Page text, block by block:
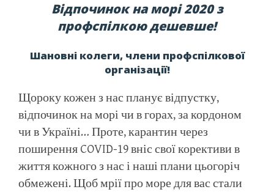
Відпочинок на морі 2020 з
профспілкою дешевше!
Шановні колеги, члени профспілкової
організації!
Щороку кожен з нас планує відпустку,
відпочинок на морі чи в горах, за кордоном
чи в Україні… Проте, карантин через
поширення COVID-19 вніс свої корективи в
життя кожного з нас і наші плани цьогоріч
обмежені. Щоб мрії про море для вас стали